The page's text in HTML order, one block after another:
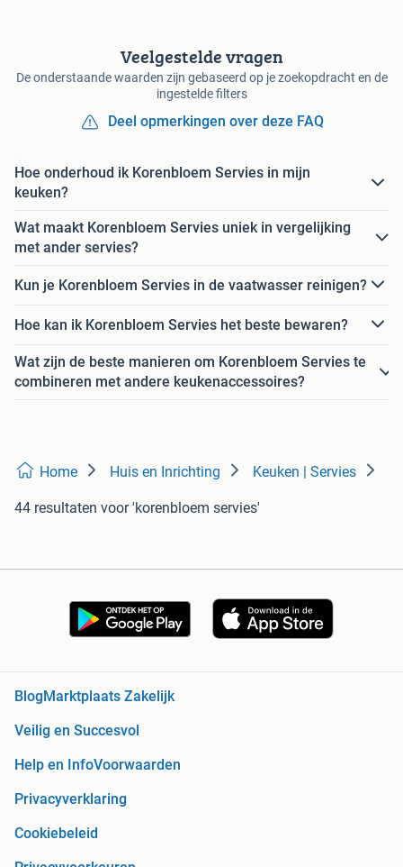
Veelgestelde vragen
De onderstaande waarden zijn gebaseerd op je zoekopdracht en de
ingestelde filters
Deel opmerkingen over deze FAQ
Hoe onderhoud ik Korenbloem Servies in mijn
keuken?
Wat maakt Korenbloem Servies uniek in vergelijking
met ander servies?
Kun je Korenbloem Servies in de vaatwasser reinigen?
Hoe kan ik Korenbloem Servies het beste bewaren?
Wat zijn de beste manieren om Korenbloem Servies te
combineren met andere keukenaccessoires?
Home Huis en Inrichting Keuken | Servies
44 resultaten voor 'korenbloem servies'
Blog Marktplaats Zakelijk
Veilig en Succesvol
Help en InfoVoorwaarden
Privacyverklaring
Cookiebeleid